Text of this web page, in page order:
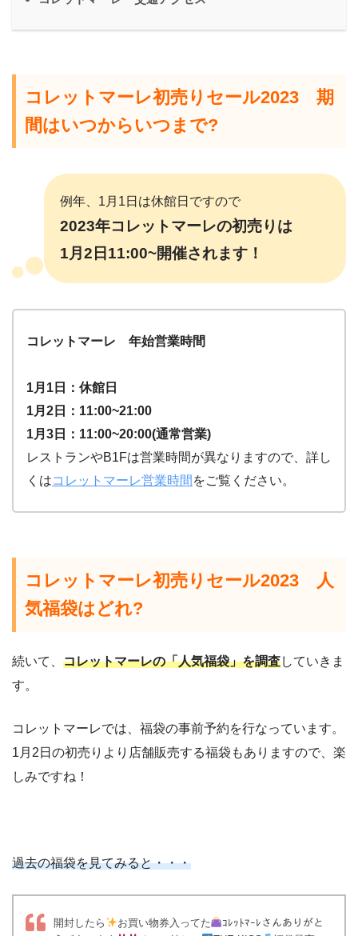
コレットマーレ初売りセール2023 期
間はいつからいつまで?
例年、1月1日は休館日ですので
2023年コレットマーレの初売りは
1月2日11:00~開催されます！
コレットマーレ 年始営業時間
1月1日：休館日
1月2日：11:00~21:00
1月3日：11:00~20:00(通常営業)
レストランやB1Fは営業時間が異なりますので、詳し
くはコレットマーレ営業時間 をご覧ください。
コレットマーレ初売りセール2023 人
気福袋はどれ?
続いて、 コレットマーレの「人気福袋」を調査していきま
す。
コレットマーレでは、福袋の事前予約を行なっています。
1月2日の初売りより店舗販売する福袋もありますので、楽
しみですね！
過去の福袋を見てみると・・・
開封したら お買い物券入ってた
ｺﾚｯﾄﾏｰﾚさんありがと